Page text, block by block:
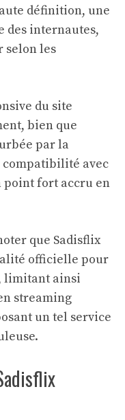
définition, une
des internautes,
selon les
du site
bien que
par la
avec
point fort accru en
que Sadisflix
officielle pour
limitant ainsi
streaming
un tel service